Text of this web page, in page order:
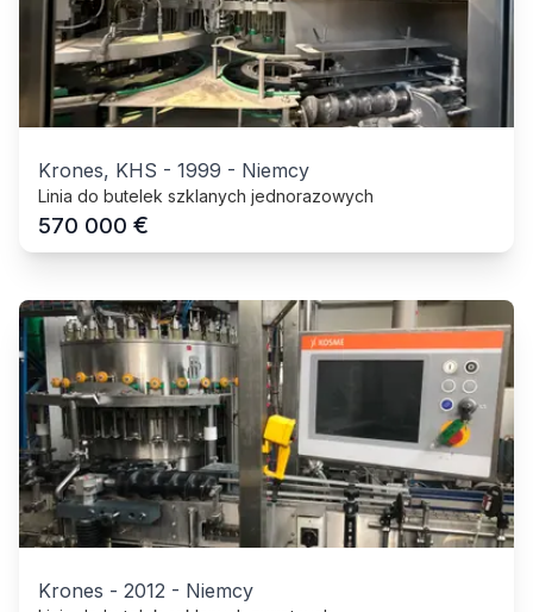
Krones, KHS - 1999 - Niemcy
Linia do butelek szklanych jednorazowych
570 000 €
Krones - 2012 - Niemcy